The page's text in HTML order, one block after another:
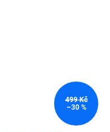
499 Kč
–30 %